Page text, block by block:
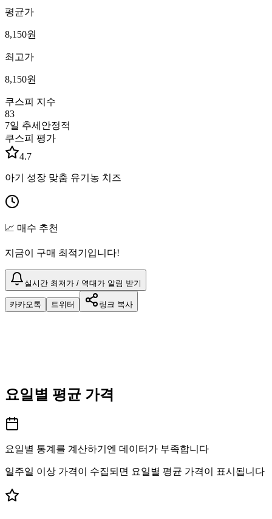
평균가
8,150원
최고가
8,150원
쿠스피 지수
83
7일 추세 안정적
쿠스피 평가
4.7
아기 성장 맞춤 유기농 치즈
📈 매수 추천
지금이 구매 최적기입니다!
실시간 최저가 / 역대가 알림 받기
카카오톡 트위터 링크 복사
요일별 평균 가격
요일별 통계를 계산하기엔 데이터가 부족합니다
일주일 이상 가격이 수집되면 요일별 평균 가격이 표시됩니다